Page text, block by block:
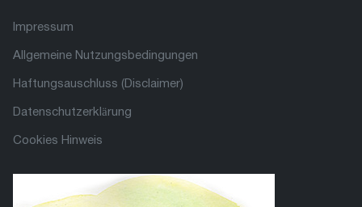
Impressum
Allgemeine Nutzungsbedingungen
Haftungsauschluss (Disclaimer)
Datenschutzerklärung
Cookies Hinweis